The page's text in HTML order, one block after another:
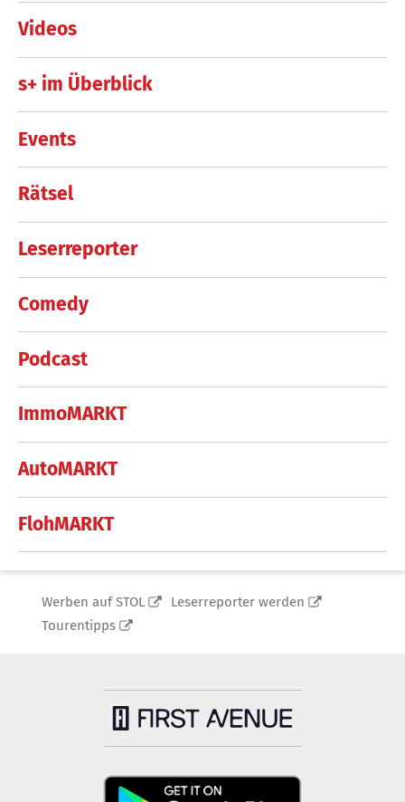
Videos
s+ im Überblick
Events
Rätsel
Leserreporter
Comedy
Podcast
ImmoMARKT
AutoMARKT
FlohMARKT
Werben auf STOL
Leserreporter werden
Tourentipps